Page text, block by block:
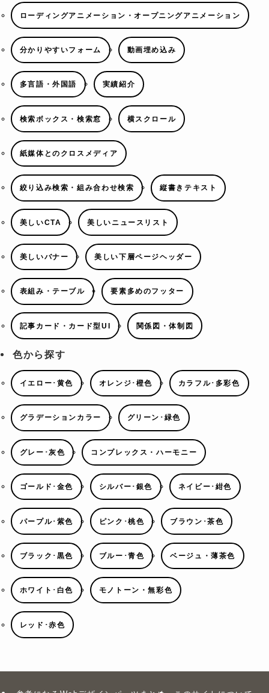
ローディングアニメーション・オープニングアニメーション
分かりやすいフォーム 動画埋め込み
多言語・外国語 実績紹介
検索ボックス・検索窓 横スクロール
紙媒体とのクロスメディア
絞り込み検索・組み合わせ検索 縦書きテキスト
美しいCTA 美しいニュースリスト
美しいバナー 美しい下層ページヘッダー
表組み・テーブル 要素多めのフッター
記事カード・カード型UI 関係図・体制図
色から探す
イエロー･黄色 オレンジ･橙色 カラフル･多彩色
グラデーションカラー グリーン･緑色
グレー･灰色 コンプレックス・ハーモニー
ゴールド･金色 シルバー･銀色 ネイビー･紺色
パープル･紫色 ピンク･桃色 ブラウン･茶色
ブラック･黒色 ブルー･青色 ベージュ・薄茶色
ホワイト･白色 モノトーン・無彩色
レッド･赤色